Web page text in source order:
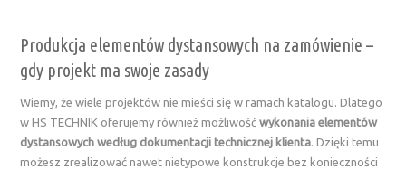
Produkcja elementów dystansowych na zamówienie –
gdy projekt ma swoje zasady
Wiemy, że wiele projektów nie mieści się w ramach katalogu. Dlatego
w HS TECHNIK oferujemy również możliwośćwykonania elementów
dystansowych według dokumentacji technicznej klienta . Dzięki temu
możesz zrealizować nawet nietypowe konstrukcje bez konieczności